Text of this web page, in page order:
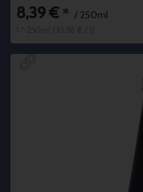
8,39 € * / 250ml